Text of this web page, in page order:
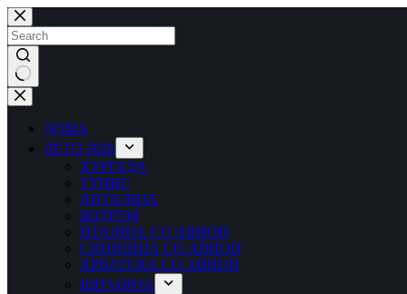
Skip
to
content
No
results
ДОМА
ЛЕТО 2026
ХУРГАДА
ТУНИС
АНТАЛИЈА
БОДРУМ
ИТАЛИЈА СО АВИОН
СИЦИЛИЈА СО АВИОН
ХРВАТСКА СО АВИОН
ШПАНИЈА